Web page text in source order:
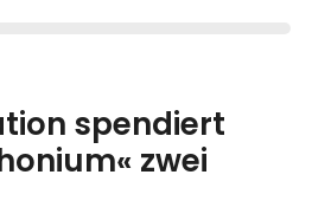
spendiert
zwei